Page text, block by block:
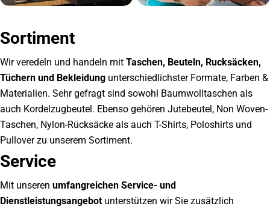
Sortiment
Wir veredeln und handeln mit Taschen, Beuteln, Rucksäcken,
Tüchern und Bekleidung unterschiedlichster Formate, Farben &
Materialien. Sehr gefragt sind sowohl Baumwolltaschen als
auch Kordelzugbeutel. Ebenso gehören Jutebeutel, Non Woven-
Taschen, Nylon-Rücksäcke als auch T-Shirts, Poloshirts und
Pullover zu unserem Sortiment.
Service
Mit unseren umfangreichen Service- und
Dienstleistungsangebot unterstützen wir Sie zusätzlich